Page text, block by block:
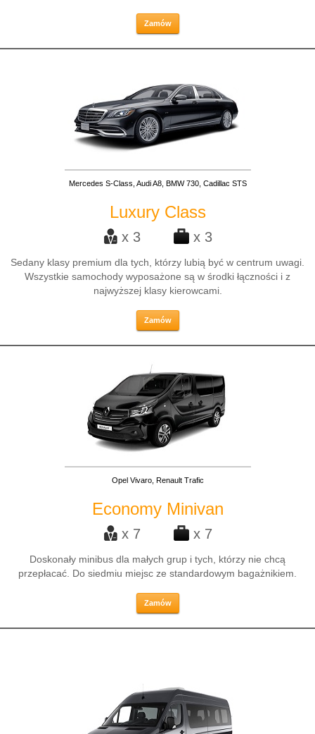
Zamów
Mercedes S-Class, Audi A8, BMW 730, Cadillac STS
Luxury Class
x 3 x 3
Sedany klasy premium dla tych, którzy lubią być w centrum uwagi.
Wszystkie samochody wyposażone są w środki łączności i z
najwyższej klasy kierowcami.
Zamów
Opel Vivaro, Renault Trafic
Economy Minivan
x 7 x 7
Doskonały minibus dla małych grup i tych, którzy nie chcą
przepłacać. Do siedmiu miejsc ze standardowym bagażnikiem.
Zamów